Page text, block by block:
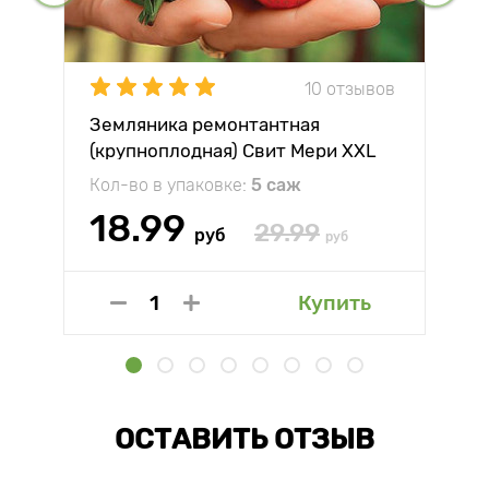
10 отзывов
Земляника ремонтантная
(крупноплодная) Свит Мери XXL
Кол-во в упаковке: 5 саж
18.99 руб 29.99 руб
Купить
ОСТАВИТЬ ОТЗЫВ